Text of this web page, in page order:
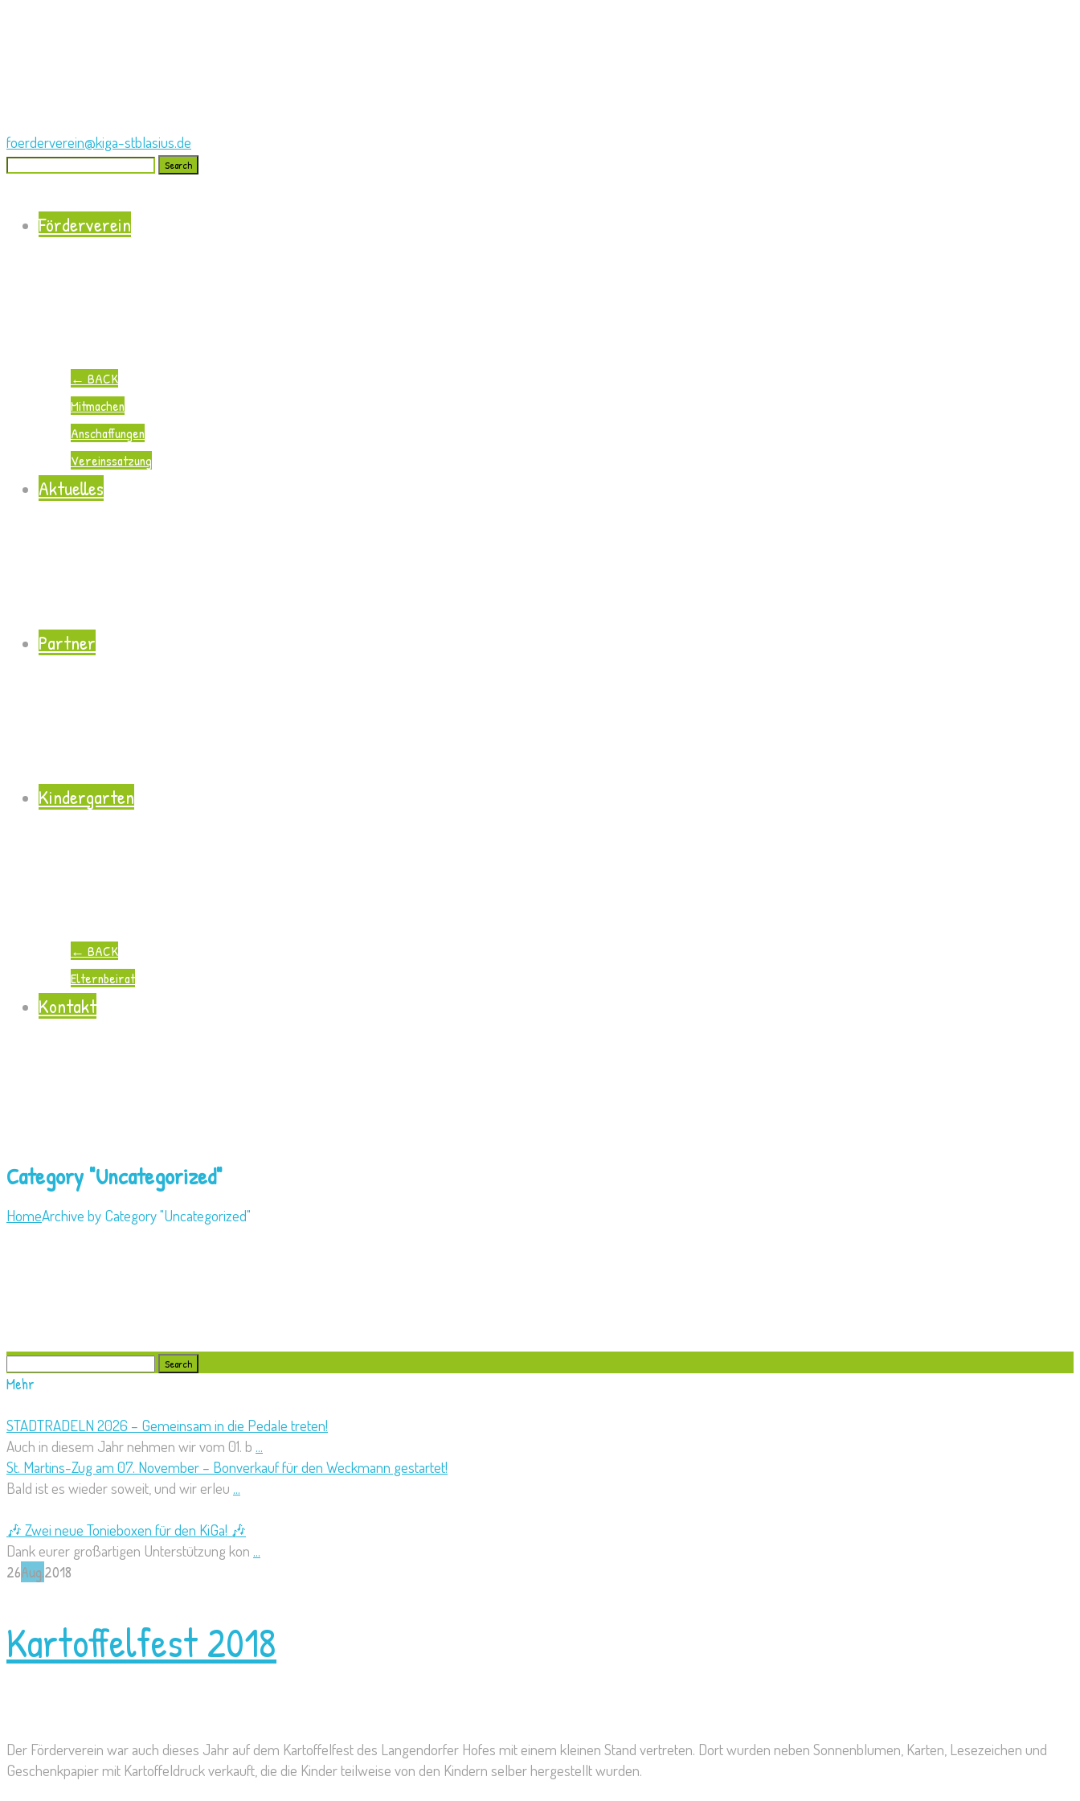
foerderverein@kiga-stblasius.de
Search
Förderverein
← BACK
Mitmachen
Anschaffungen
Vereinssatzung
Aktuelles
Partner
Kindergarten
← BACK
Elternbeirat
Kontakt
Category "Uncategorized"
HomeArchive by Category "Uncategorized"
Search
for:
Mehr
STADTRADELN 2026 – Gemeinsam in die Pedale treten!
Auch in diesem Jahr nehmen wir vom 01. b ...
St. Martins-Zug am 07. November – Bonverkauf für den Weckmann gestartet!
Bald ist es wieder soweit, und wir erleu ...
🎶 Zwei neue Tonieboxen für den KiGa! 🎶
Dank eurer großartigen Unterstützung kon ...
26Aug.2018
Kartoffelfest 2018
Der Förderverein war auch dieses Jahr auf dem Kartoffelfest des Langendorfer Hofes mit einem kleinen Stand vertreten. Dort wurden neben Sonnenblumen, Karten, Lesezeichen und
Geschenkpapier mit Kartoffeldruck verkauft, die die Kinder teilweise von den Kindern selber hergestellt wurden.